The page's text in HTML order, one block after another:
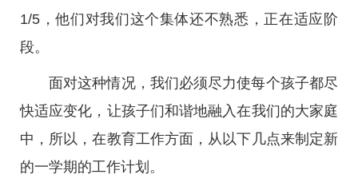
1/5，他们对我们这个集体还不熟悉，正在适应阶
段。
面对这种情况，我们必须尽力使每个孩子都尽
快适应变化，让孩子们和谐地融入在我们的大家庭
中，所以，在教育工作方面，从以下几点来制定新
的一学期的工作计划。